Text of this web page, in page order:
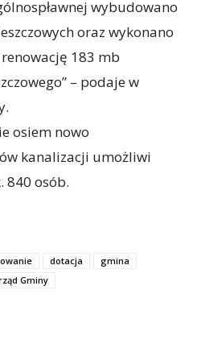
wybudowano
oraz wykonano
183 mb
– podaje w
osiem nowo
kanalizacji umożliwi
840 osób.
dotacja
gmina
Gminy